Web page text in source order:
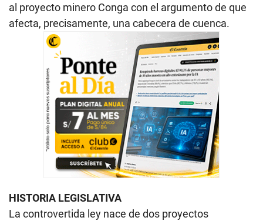
al proyecto minero Conga con el argumento de que
afecta, precisamente, una cabecera de cuenca.
HISTORIA LEGISLATIVA
La controvertida ley nace de dos proyectos